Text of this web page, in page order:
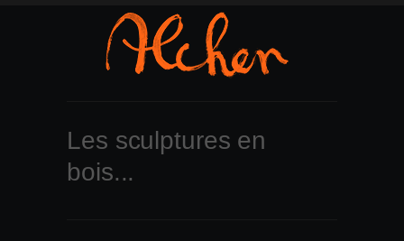
Les sculptures en
bois...